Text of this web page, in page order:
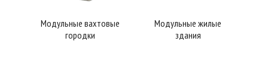
Модульные вахтовые
городки
Модульные жилые
здания